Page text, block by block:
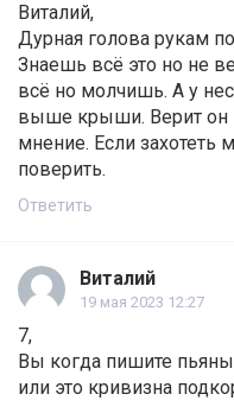
Виталий,
Дурная голова рукам
Знаешь всё это но не
всё но молчишь. А у
выше крыши. Верит он
мнение. Если захотеть
поверить.
Ответить
Виталий
19 мая 2023 12:27
7,
Вы когда пишите пьяны
или это кривизна